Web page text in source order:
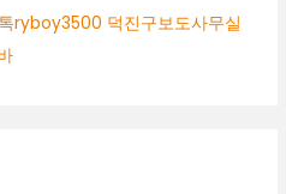
ryboy3500 덕진구보도사무실